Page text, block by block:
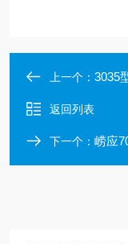
上一个： 3035型
返回列表
下一个： 崂应